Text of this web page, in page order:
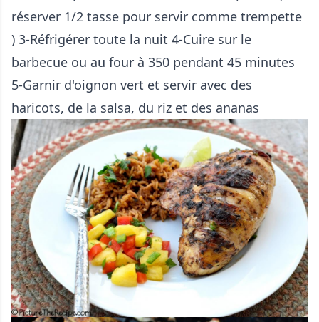
réserver 1/2 tasse pour servir comme trempette
) 3-Réfrigérer toute la nuit 4-Cuire sur le
barbecue ou au four à 350 pendant 45 minutes
5-Garnir d'oignon vert et servir avec des
haricots, de la salsa, du riz et des ananas